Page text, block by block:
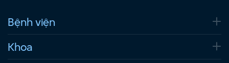
Bệnh viện
Khoa